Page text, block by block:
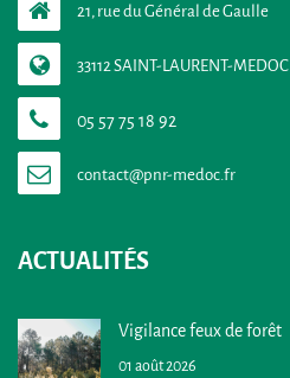
21, rue du Général de Gaulle
33112 SAINT-LAURENT-MEDOC
05 57 75 18 92
ACTUALITÉS
Vigilance feux de forêt
01 août 2026